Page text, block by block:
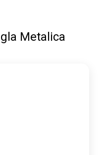
Metalica